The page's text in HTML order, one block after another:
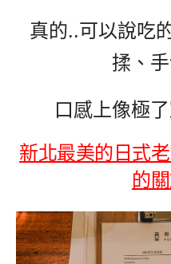
真的..可以說吃
揉、
口感上像極了
新北最美的日式
的